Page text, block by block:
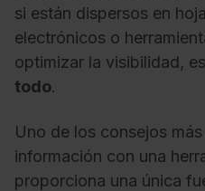
si están dispersos en
electrónicos o
optimizar la visibilidad, es
todo.
Uno de los consejos
información con una
proporciona una única